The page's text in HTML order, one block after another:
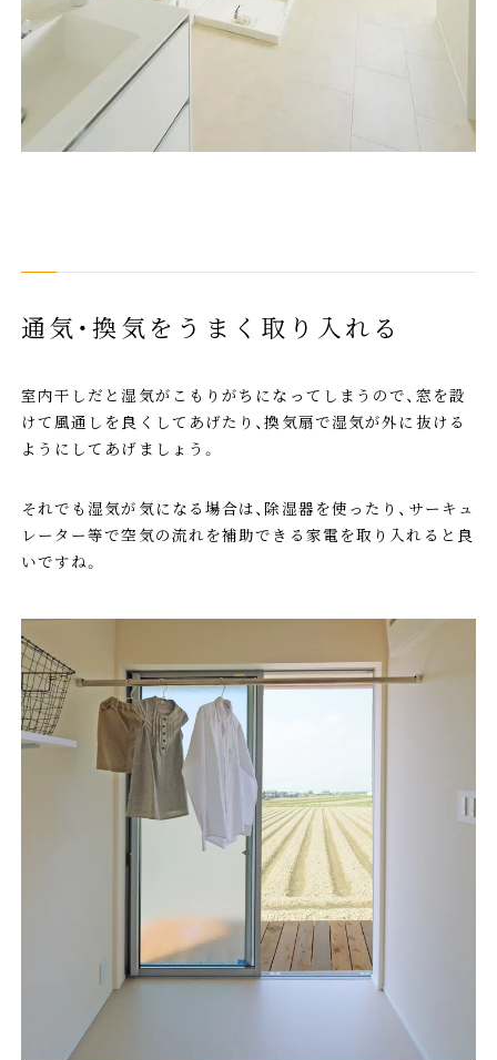
通気・換気をうまく取り入れる
室内干しだと湿気がこもりがちになってしまうので、窓を設
けて風通しを良くしてあげたり、換気扇で湿気が外に抜ける
ようにしてあげましょう。
それでも湿気が気になる場合は、除湿器を使ったり、サーキュ
レーター等で空気の流れを補助できる家電を取り入れると良
いですね。